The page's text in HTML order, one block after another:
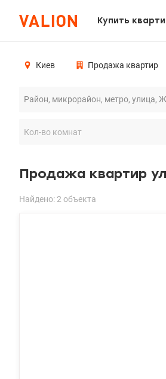
Купить
Киев Продажа квартир
Продажа квартир
Найдено: 2 объекта